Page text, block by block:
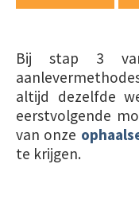
Bij stap 3
altijd dezelfde
eerstvolgende
van onze
te krijgen.